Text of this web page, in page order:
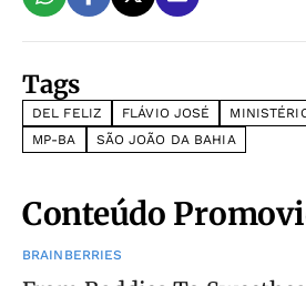
Tags
DEL FELIZ FLÁVIO JOSÉ
MP-BA
SÃO JOÃO DA BAHIA